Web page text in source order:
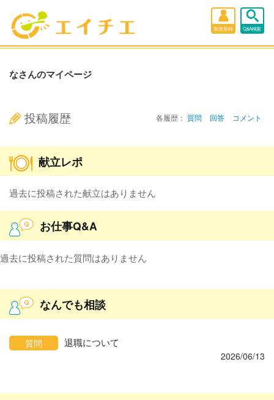
新規登録 Q&A検索
なさんのマイページ
投稿履歴 各履歴： 質問 回答 コメント
献立レポ
過去に投稿された献立はありません
お仕事Q&A
過去に投稿された質問はありません
なんでも相談
質問 退職について
2026/06/13